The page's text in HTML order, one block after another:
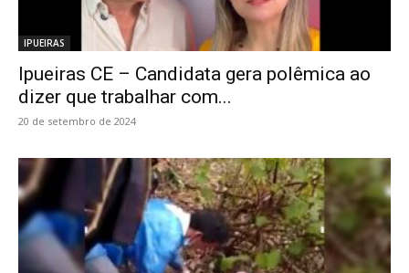
IPUEIRAS
Ipueiras CE – Candidata gera polêmica ao
dizer que trabalhar com...
20 de setembro de 2024